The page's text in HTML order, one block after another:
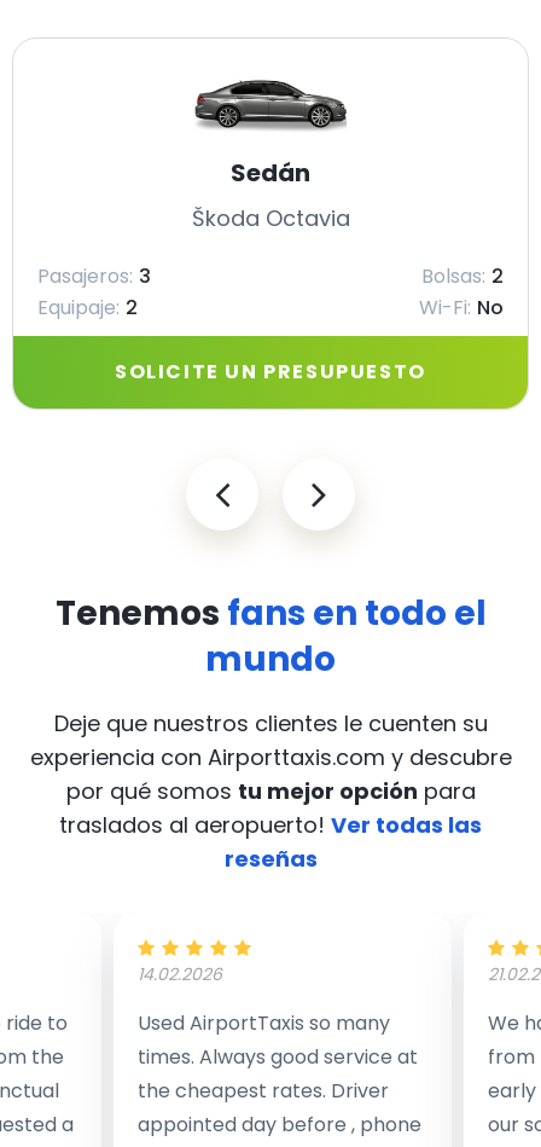
Sedán
Škoda Octavia
Pasajeros: 3 Bolsas: 2
Equipaje: 2 Wi-Fi: No
SOLICITE UN PRESUPUESTO
Tenemos fans en todo el
mundo
Deje que nuestros clientes le cuenten su
experiencia con Airporttaxis.com y descubre
por qué somos tu mejor opción para
traslados al aeropuerto! Ver todas las
reseñas
to
the
a
14.02.2026
Used AirportTaxis so many
times. Always good service at
the cheapest rates. Driver
appointed day before , phone
We
from
early
our